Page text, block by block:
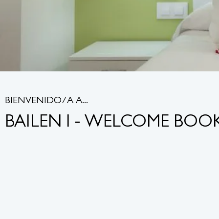
BIENVENIDO/A A...
BAILEN I - WELCOME